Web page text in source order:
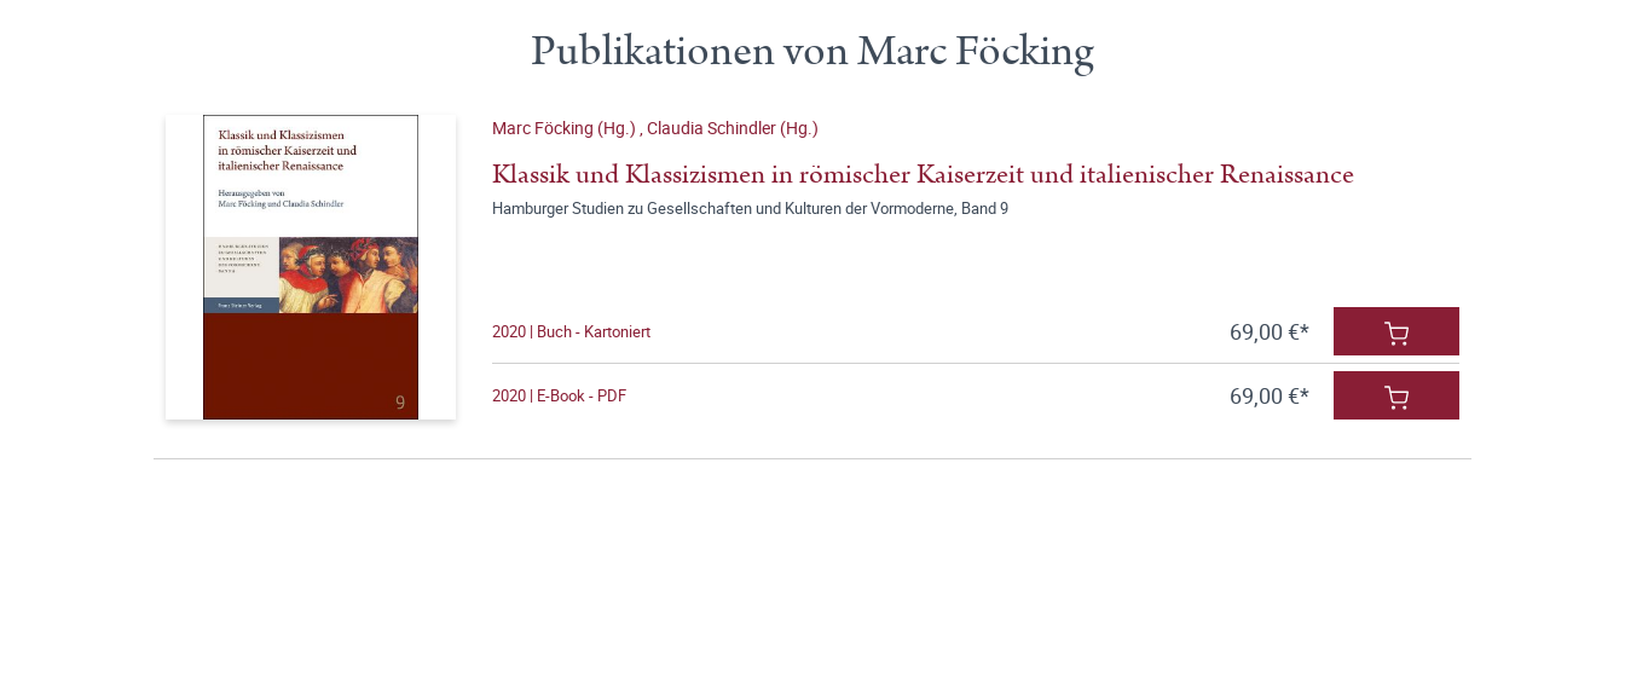
Publikationen von Marc Föcking
Marc Föcking (Hg.) ,Claudia Schindler (Hg.)
Klassik und Klassizismen in römischer Kaiserzeit und italienischer Renaissance
Hamburger Studien zu Gesellschaften und Kulturen der Vormoderne, Band 9
2020 | Buch - Kartoniert 69,00 €*
2020 | E-Book - PDF 69,00 €*